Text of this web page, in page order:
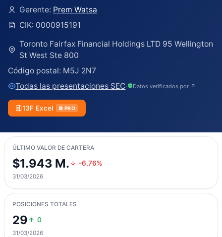
Gerente: Prem Watsa
CIK: 0000915191
Toronto Fairfax Financial Holdings LTD 95 Wellington
St West Ste 800
Código postal: M5J 2N7
Todas las presentaciones SEC· Datos verificados por ↗
13F Excel PRO
ÚLTIMO VALOR DE CARTERA
$1.943 M. -6,76%
31/03/2026
POSICIONES TOTALES
29 0
31/03/2026